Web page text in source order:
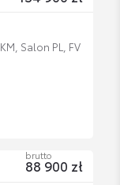
Salon PL, FV
brutto
88 900 zł